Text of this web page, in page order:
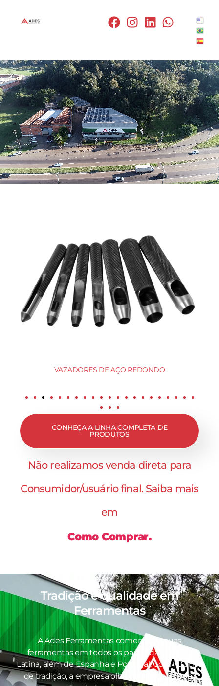
VAZADORES DE AÇO REDONDO
CONHEÇA A LINHA COMPLETA DE
PRODUTOS
Não realizamos venda direta para
Consumidor/usuário final. Saiba mais
em
Como Comprar.
Tradição e qualidade em
Ferramentas
A Ades Ferramentas comercializa suas
ferramentas em todos os países da América
Latina, além de Espanha e Portugal. Com 70 anos
de tradição, a empresa olha para o futuro sem